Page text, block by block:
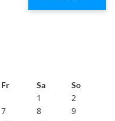
Fr Sa So
1
2
7 8
9